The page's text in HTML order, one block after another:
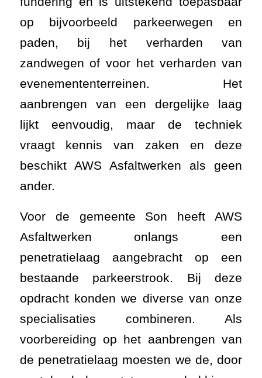
op bijvoorbeeld parkeerwegen en
paden, bij het verharden van
zandwegen of voor het verharden van
evenemententerreinen. Het
aanbrengen van een dergelijke laag
lijkt eenvoudig, maar de techniek
vraagt kennis van zaken en deze
beschikt AWS Asfaltwerken als geen
ander.
Voor de gemeente Son heeft AWS
Asfaltwerken onlangs een
penetratielaag aangebracht op een
bestaande parkeerstrook. Bij deze
opdracht konden we diverse van onze
specialisaties combineren. Als
voorbereiding op het aanbrengen van
de penetratielaag moesten we de, door